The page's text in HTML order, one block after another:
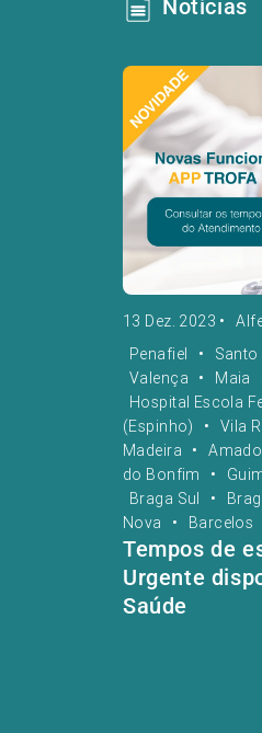
Notícias
13 Dez. 2023 •
Penafiel
•
Valença
• Maia
Hospital Escola
(Espinho)
• Vila
Madeira
•
do Bonfim
•
Braga Sul
•
Nova
• Barcelos
Tempos de
Urgente
Saúde